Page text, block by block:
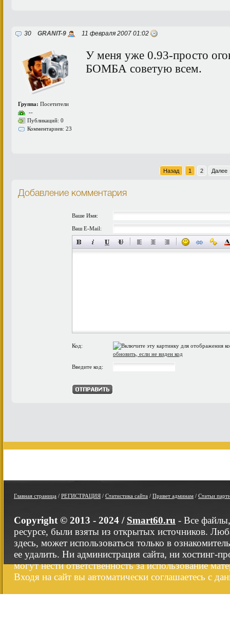
30 GRANIT-9 11 февраля 2007 01:02
Группа: Посетители
--
Публикаций: 0
Комментариев: 23
У меня уже 0.93-просто
БОМБА советую всем.
Назад 1 2 Далее
Добавление комментария
Ваше Имя:
Ваш E-Mail:
Код:
обновить, если не виден код
Введите код:
Главная страница / РЕГИСТРАЦИЯ / Статистика сайта / Привет админам / Статьи
Copyright © 2013 - 2024 / Smart60.ru - Все
ресурсе, были взяты из открытых источников.
здесь, может использоваться только в
ее удалить. Ни администрация сайта, ни хостинг-
могут нести ответственность за использование
Входя на сайт вы автоматически соглашаетесь с